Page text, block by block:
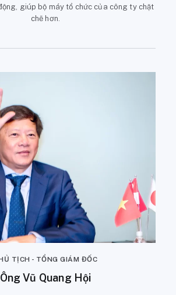
giúp bộ máy tổ chức của công ty chặt
chẽ hơn.
TỊCH - TỔNG GIÁM ĐỐC
Ông Vũ Quang Hội